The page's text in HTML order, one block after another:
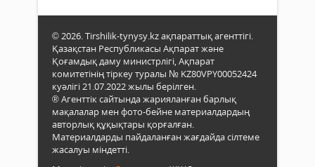
© 2026. Tirshilik-tynysy.kz ақпараттық агенттігі.
Қазақстан Республикасы Ақпарат және
Қоғамдық даму министрлігі, Ақпарат
комитетінің тіркеу туралы № KZ80VPY00052424
куәлігі 21.07.2022 жылы берілген.
® Агенттік сайтында жарияланған барлық
мақалалар мен фото-бейне материалдардың
авторлық құқықтары қорғалған.
Материалдарды пайдаланған жағдайда сілтеме
жасалуы міндетті.